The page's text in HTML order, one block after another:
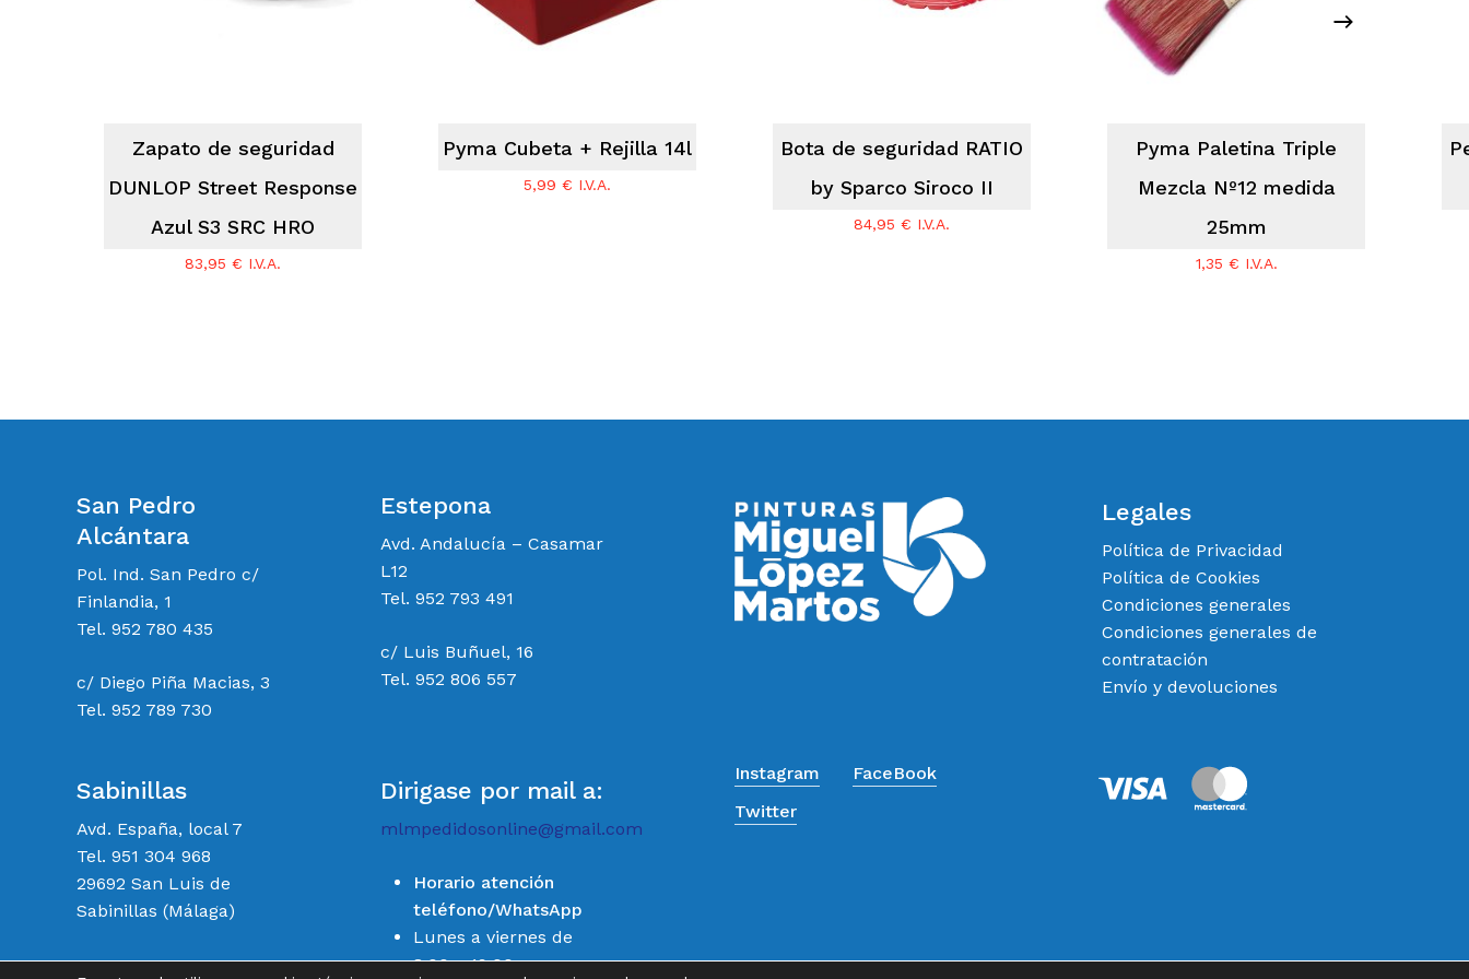
Zapato de seguridad
DUNLOP Street Response
Azul S3 SRC HRO
83,95 € I.V.A.
Pyma Cubeta + Rejilla 14l
5,99 € I.V.A.
Bota de seguridad RATIO
by Sparco Siroco II
84,95 € I.V.A.
Pyma Paletina Triple
Mezcla Nº12 medida
25mm
1,35 € I.V.A.
San Pedro
Alcántara
Pol. Ind. San Pedro c/
Finlandia, 1
Tel. 952 780 435
c/ Diego Piña Macias, 3
Tel. 952 789 730
Estepona
Avd. Andalucía – Casamar
L12
Tel. 952 793 491
c/ Luis Buñuel, 16
Tel. 952 806 557
Sabinillas
Avd. España, local 7
Tel. 951 304 968
29692 San Luis de
Sabinillas (Málaga)
Dirigase por mail a:
mlmpedidosonline@gmail.com
Horario atención
teléfono/WhatsApp
Lunes a viernes de
8:00 a 19:00
Legales
Política de Privacidad
Política de Cookies
Condiciones generales
Condiciones generales de
contratación
Envío y devoluciones
Instagram
FaceBook
Twitter